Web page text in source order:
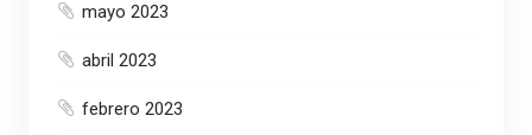
mayo 2023
abril 2023
febrero 2023